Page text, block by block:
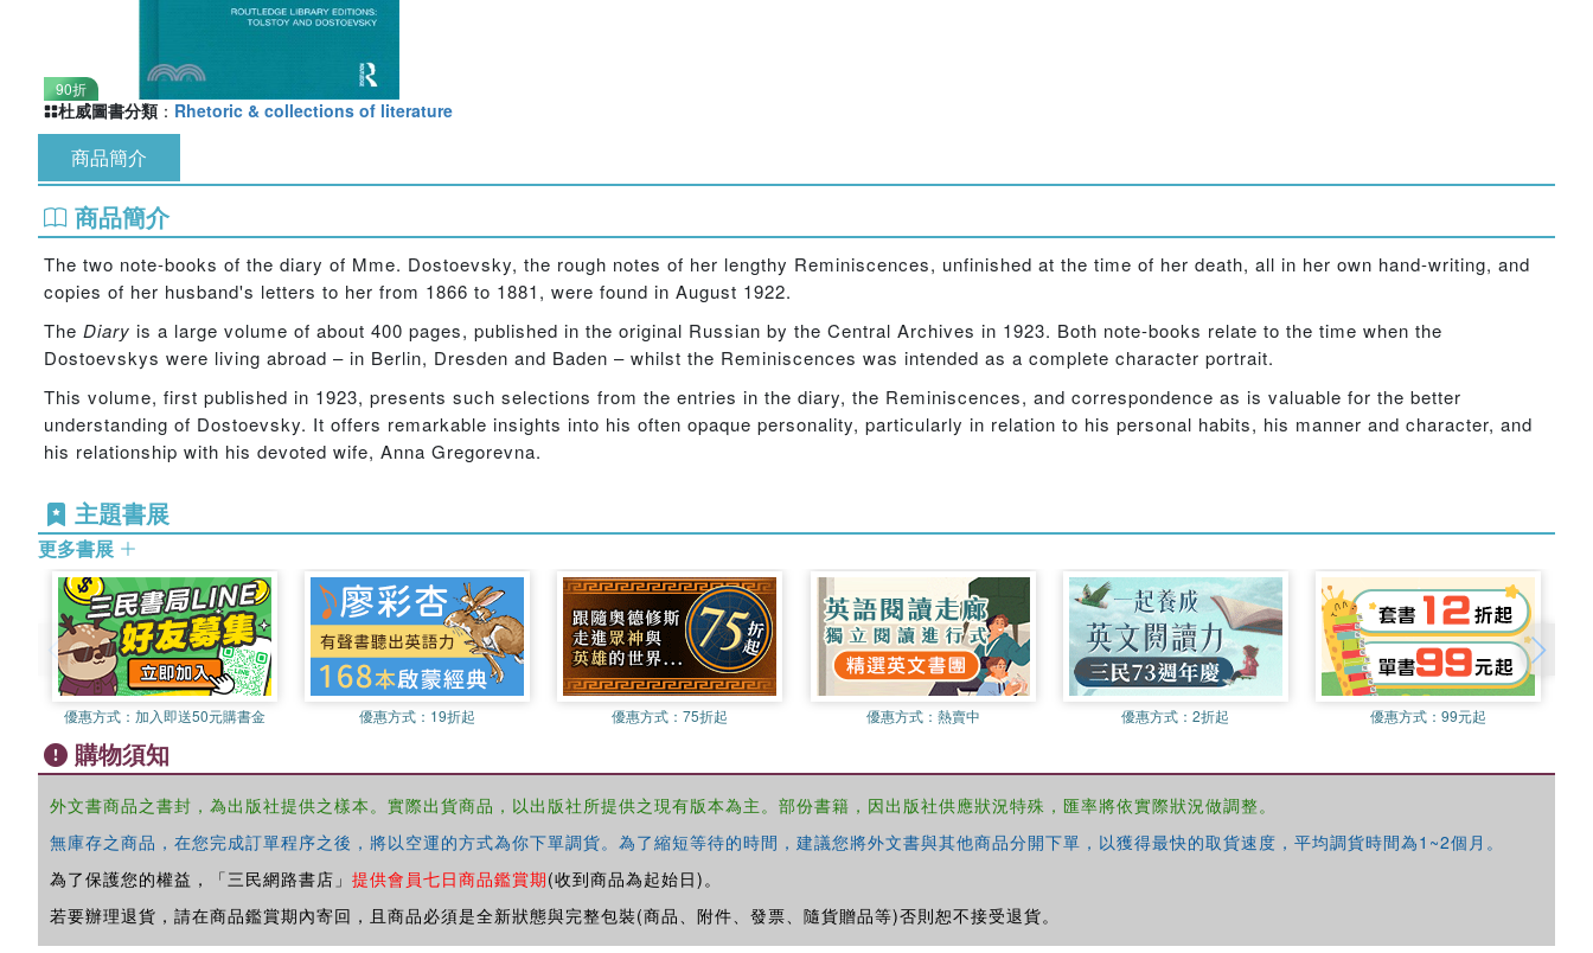
90折
杜威圖書分類 ： Rhetoric & collections of literature
商品簡介
商品簡介
The two note-books of the diary of Mme. Dostoevsky, the rough notes of her lengthy Reminiscences, unfinished at the time of her death, all in her own hand-writing, and
copies of her husband's letters to her from 1866 to 1881, were found in August 1922.
The Diary is a large volume of about 400 pages, published in the original Russian by the Central Archives in 1923. Both note-books relate to the time when the
Dostoevskys were living abroad – in Berlin, Dresden and Baden – whilst the Reminiscences was intended as a complete character portrait.
This volume, first published in 1923, presents such selections from the entries in the diary, the Reminiscences, and correspondence as is valuable for the better
understanding of Dostoevsky. It offers remarkable insights into his often opaque personality, particularly in relation to his personal habits, his manner and character, and
his relationship with his devoted wife, Anna Gregorevna.
主題書展
更多書展
優惠方式： 加入即送50元購書金 優惠方式： 19折起 優惠方式：75折起 優惠方式： 熱賣中 優惠方式：2折起 優惠方式：99元起
購物須知
外文書商品之書封，為出版社提供之樣本。實際出貨商品，以出版社所提供之現有版本為主。部份書籍，因出版社供應狀況特殊，匯率將依實際狀況做調整。
無庫存之商品，在您完成訂單程序之後，將以空運的方式為你下單調貨。為了縮短等待的時間，建議您將外文書與其他商品分開下單，以獲得最快的取貨速度，平均調貨時間為1~2個月。
為了保護您的權益，「三民網路書店」 提供會員七日商品鑑賞期(收到商品為起始日)。
若要辦理退貨，請在商品鑑賞期內寄回，且商品必須是全新狀態與完整包裝(商品、附件、發票、隨貨贈品等)否則恕不接受退貨。